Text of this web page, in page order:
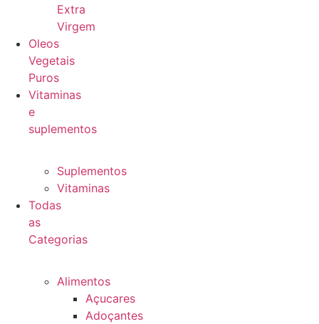
Extra
Virgem
Oleos
Vegetais
Puros
Vitaminas
e
suplementos
Suplementos
Vitaminas
Todas
as
Categorias
Alimentos
Açucares
Adoçantes